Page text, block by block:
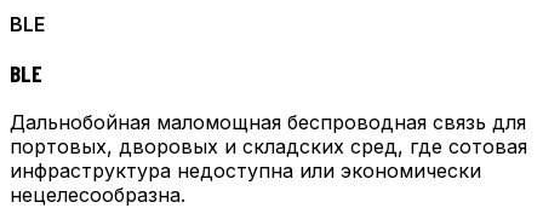
BLE
BLE
Дальнобойная маломощная беспроводная связь для
портовых, дворовых и складских сред, где сотовая
инфраструктура недоступна или экономически
нецелесообразна.